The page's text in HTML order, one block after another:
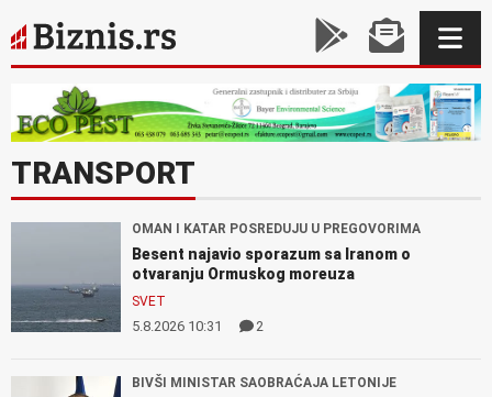
TRANSPORT
OMAN I KATAR POSREDUJU U PREGOVORIMA
Besent najavio sporazum sa Iranom o
otvaranju Ormuskog moreuza
SVET
5.8.2026 10:31 2
BIVŠI MINISTAR SAOBRAĆAJA LETONIJE